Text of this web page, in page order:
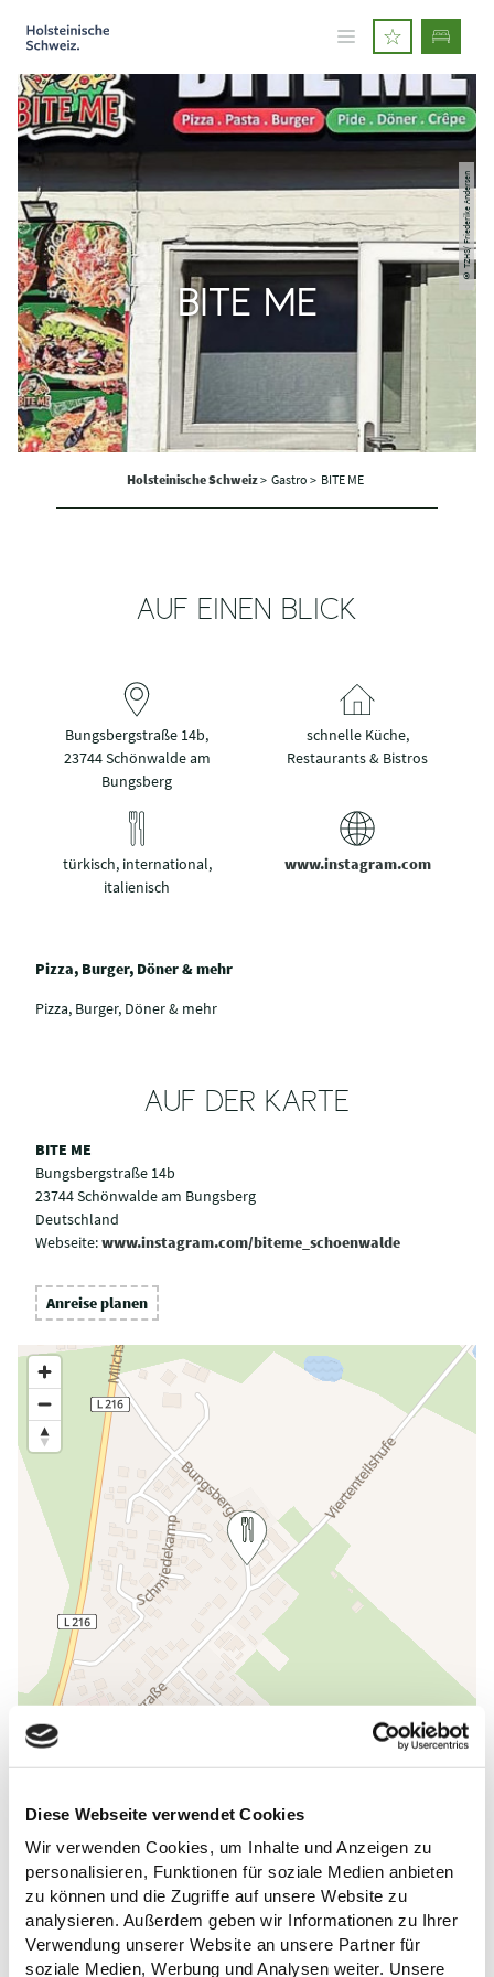
Diese Webseite verwendet Cookies
Wir verwenden Cookies, um Inhalte und Anzeigen zu
personalisieren, Funktionen für soziale Medien anbieten
zu können und die Zugriffe auf unsere Website zu
analysieren. Außerdem geben wir Informationen zu Ihrer
Verwendung unserer Website an unsere Partner für
soziale Medien, Werbung und Analysen weiter. Unsere
© TZHS/ Friederike Andersen
BITE ME
Holsteinische Schweiz> Gastro > BITE ME
AUF EINEN BLICK
Bungsbergstraße 14b,
23744 Schönwalde am
Bungsberg
schnelle Küche,
Restaurants & Bistros
türkisch, international,
italienisch
www.instagram.com
Pizza, Burger, Döner & mehr
Pizza, Burger, Döner & mehr
AUF DER KARTE
BITE ME
Bungsbergstraße 14b
23744 Schönwalde am Bungsberg
Deutschland
Webseite:www.instagram.com/biteme_schoenwalde
Anreise planen
ALLGEMEINE INFORMATIONEN
ÖFFNUNGSZEITEN